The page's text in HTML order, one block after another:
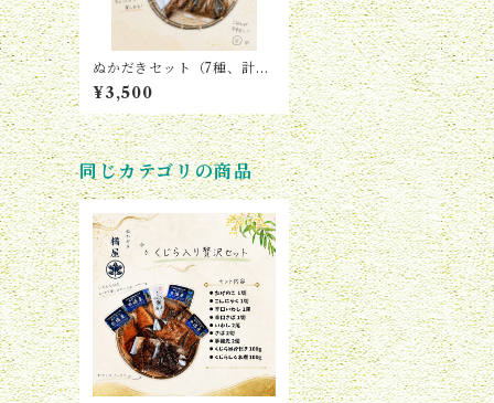
ぬかだきセット（7種、計4
パック）
¥3,500
同じカテゴリの商品